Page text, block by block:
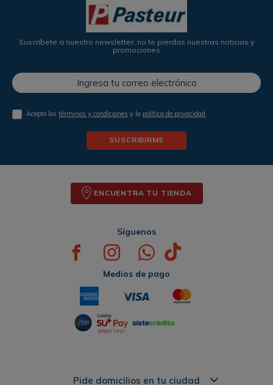
Suscríbete a nuestro newsletter, no te pierdas nuestras noticias y
promociones
Acepto lostérminos y condiciones y la política de privacidad
SUSCRIBIRME
ENCUENTRA TU TIENDA
Síguenos
Medios de pago
Pide domicilios en tu ciudad